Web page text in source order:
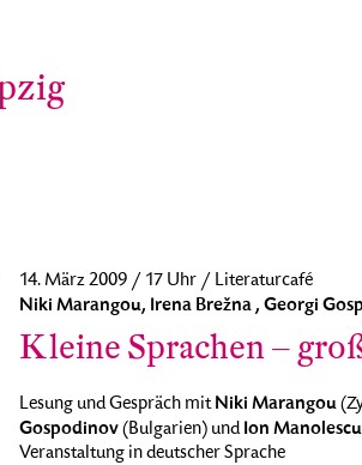
14. März 2009 / 17 Uhr / Literaturcafé
Niki Marangou, Irena Brežna , Georgi
Kleine Sprachen –
Lesung und Gespräch mit Niki Marangou
Gospodinov(Bulgarien) und Ion Manolescu
Veranstaltung in deutscher Sprache